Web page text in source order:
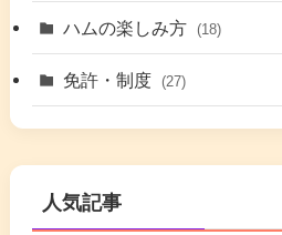
(17)
(6)
(5)
(1)
(41)
(26)
(7) (7)
(16)
(63)
ハムの楽しみ方 (18)
免許・制度 (27)
(5)
(4)
人気記事